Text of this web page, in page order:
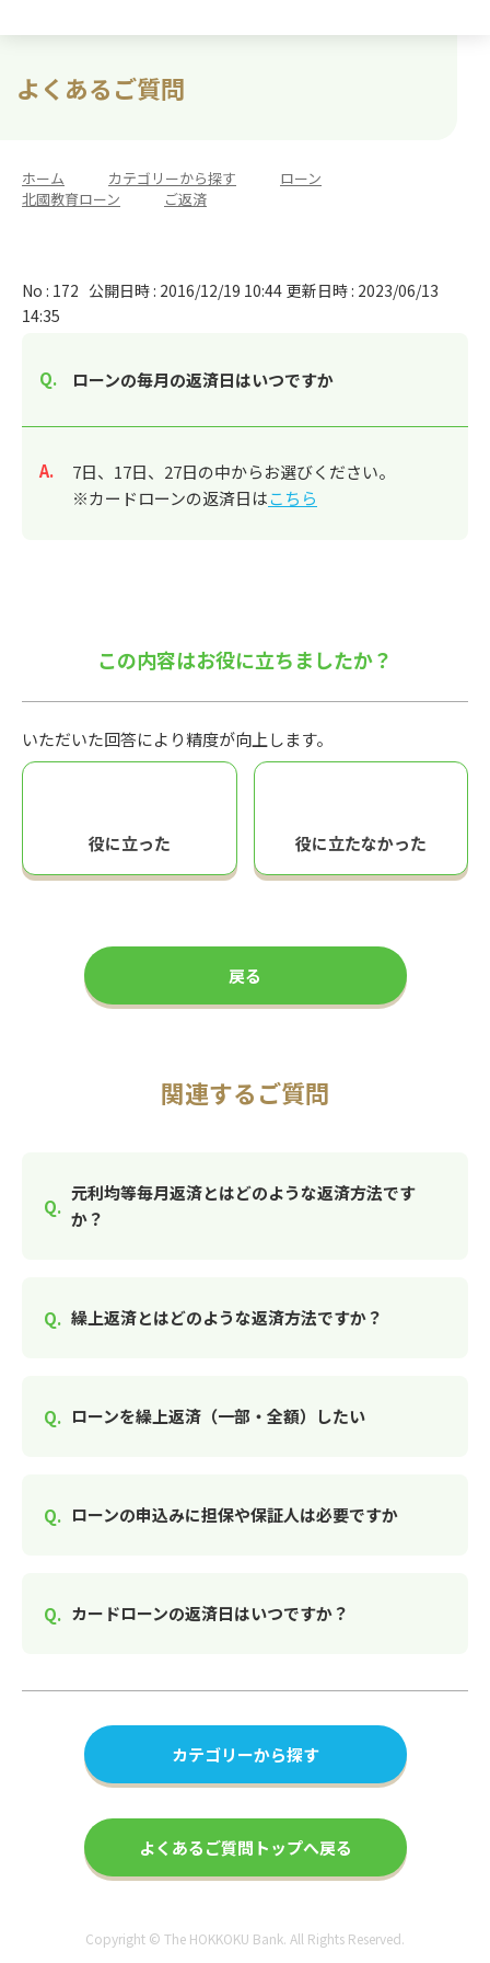
よくあるご質問
ホーム カテゴリーから探す ローン
北國教育ローン
ご返済
No : 172 公開日時 : 2016/12/19 10:44 更新日時 : 2023/06/13
14:35
ローンの毎月の返済日はいつですか
回答
7日、17日、27日の中からお選びください。
※カードローンの返済日はこちら
この内容はお役に立ちましたか？
いただいた回答により精度が向上します。
役に立った 役に立たなかった
戻る
関連するご質問
元利均等毎月返済とはどのような返済方法です
か？
繰上返済とはどのような返済方法ですか？
ローンを繰上返済（一部・全額）したい
ローンの申込みに担保や保証人は必要ですか
カードローンの返済日はいつですか？
カテゴリーから探す
よくあるご質問トップへ戻る
Copyright © The HOKKOKU Bank. All Rights Reserved.